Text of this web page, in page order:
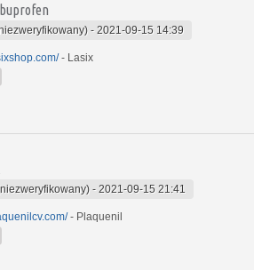
- 2021-09-15 14:39
- Lasix
- 2021-09-15 21:41
- Plaquenil